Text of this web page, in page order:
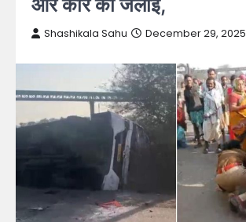
Shashikala Sahu December 29, 2025